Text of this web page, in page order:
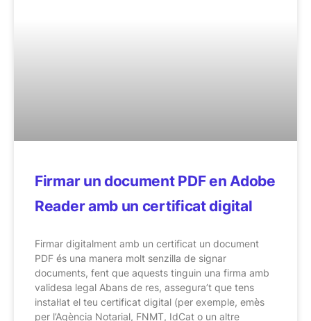
Firmar un document PDF en Adobe
Reader amb un certificat digital
Firmar digitalment amb un certificat un document
PDF és una manera molt senzilla de signar
documents, fent que aquests tinguin una firma amb
validesa legal Abans de res, assegura’t que tens
instal·lat el teu certificat digital (per exemple, emès
per l’Agència Notarial, FNMT, IdCat o un altre